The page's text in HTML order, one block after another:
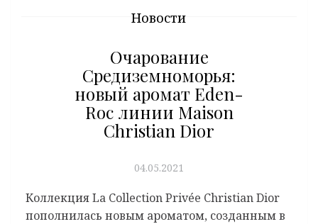
Новости
Очарование
Средиземноморья:
новый аромат Eden-
Roс линии Maison
Christian Dior
04.05.2021
Коллекция La Collection Privée Christian Dior
пополнилась новым ароматом, созданным в